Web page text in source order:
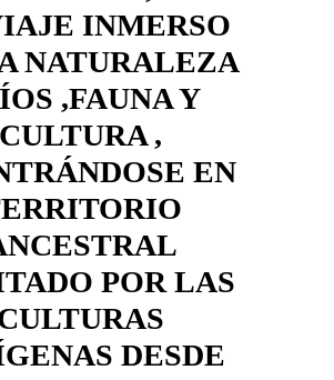
INMERSO
NATURALEZA
,FAUNA Y
CULTURA ,
EN
POR LAS
DESDE